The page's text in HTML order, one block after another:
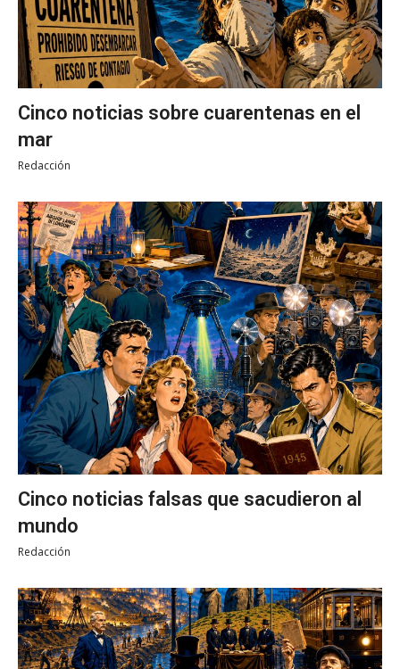
Cinco noticias sobre cuarentenas en el
mar
Redacción
Cinco noticias falsas que sacudieron al
mundo
Redacción